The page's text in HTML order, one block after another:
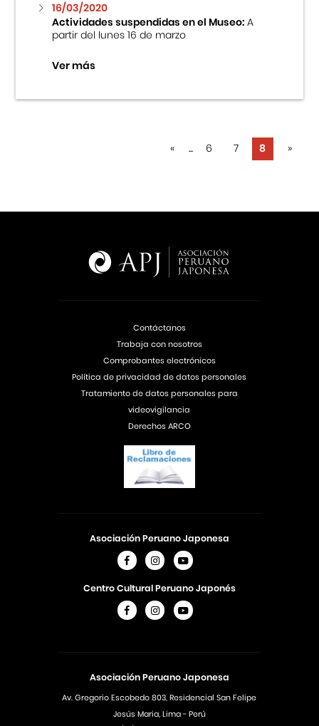
16/03/2020
Actividades suspendidas en el Museo:A
partir del lunes 16 de marzo
Ver más
« ... 6 7 8 »
Asociación Peruano Japonesa
Av. Gregorio Escobedo 803, Residencial San Felipe
Jesús Maria, Lima - Perú
Asociación Peruano Japonesa
Centro Cultural Peruano Japonés
Contáctanos
Trabaja con nosotros
Comprobantes electrónicos
Política de privacidad de datos personales
Tratamiento de datos personales para
videovigilancia
Derechos ARCO